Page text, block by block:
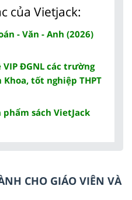
của Vietjack:
- Văn - Anh (2026)
ĐGNL các trường
Khoa, tốt nghiệp THPT
phẩm sách VietJack
CHO GIÁO VIÊN VÀ